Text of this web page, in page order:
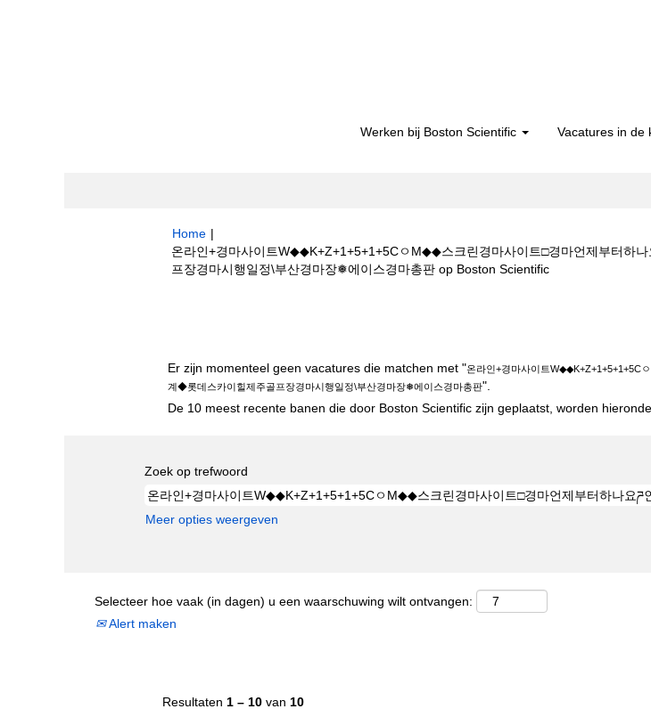
Werken bij Boston Scientific Vacatures in de
Home |
온라인+경마사이트W◆◆K+Z+1+5+1+5CㅇM◆◆스크린경마사이트□경마언제부터하
프장경마시행일정\부산경마장❅에이스경마총판 op Boston Scientific(huidige
Er zijn momenteel geen vacatures die matchen met "온라인+경마사이트W◆◆K+Z+1+5+1+5C
계◆롯데스카이힐제주골프장경마시행일정\부산경마장❅에이스경마총판".
De 10 meest recente banen die door Boston Scientific zijn geplaatst, worden
Zoek op trefwoord
Meer opties weergeven
Selecteer hoe vaak (in dagen) u een waarschuwing wilt ontvangen:
Alert maken
Resultaten 1 – 10 van 10